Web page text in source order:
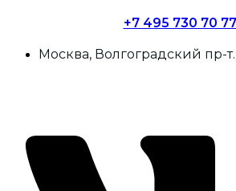
+7 495 730 70 77
Москва, Волгоградский пр-т.,